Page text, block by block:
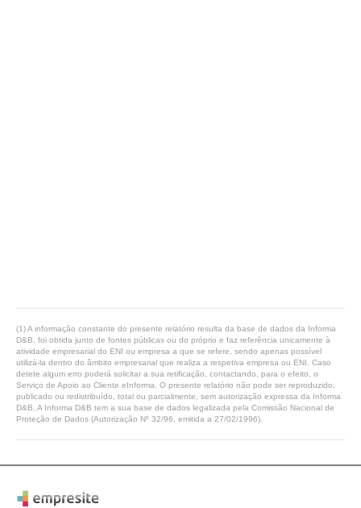
(1) A informação constante do presente relatório resulta da base de dados da Informa
D&B, foi obtida junto de fontes públicas ou do próprio e faz referência unicamente à
atividade empresarial do ENI ou empresa a que se refere, sendo apenas possível
utilizá-la dentro do âmbito empresarial que realiza a respetiva empresa ou ENI. Caso
detete algum erro poderá solicitar a sua retificação, contactando, para o efeito, o
Serviço de Apoio ao Cliente eInforma. O presente relatório não pode ser reproduzido,
publicado ou redistribuído, total ou parcialmente, sem autorização expressa da Informa
D&B. A Informa D&B tem a sua base de dados legalizada pela Comissão Nacional de
Proteção de Dados (Autorização Nº 32/96, emitida a 27/02/1996).